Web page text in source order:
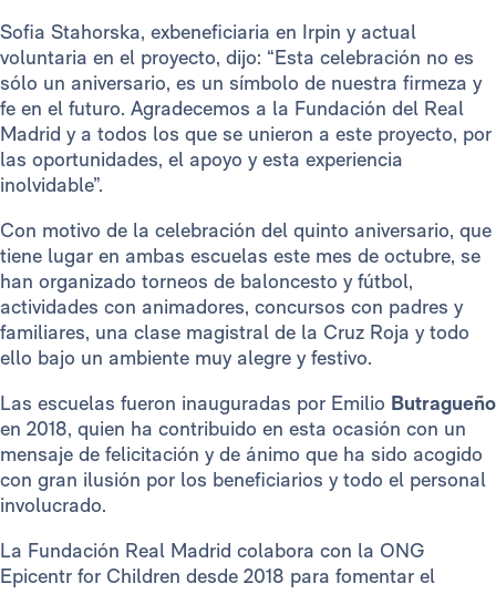
Sofia Stahorska, exbeneficiaria en Irpin y actual
voluntaria en el proyecto, dijo: “Esta celebración no es
sólo un aniversario, es un símbolo de nuestra firmeza y
fe en el futuro. Agradecemos a la Fundación del Real
Madrid y a todos los que se unieron a este proyecto, por
las oportunidades, el apoyo y esta experiencia
inolvidable”.
Con motivo de la celebración del quinto aniversario, que
tiene lugar en ambas escuelas este mes de octubre, se
han organizado torneos de baloncesto y fútbol,
actividades con animadores, concursos con padres y
familiares, una clase magistral de la Cruz Roja y todo
ello bajo un ambiente muy alegre y festivo.
Las escuelas fueron inauguradas por Emilio Butragueño
en 2018, quien ha contribuido en esta ocasión con un
mensaje de felicitación y de ánimo que ha sido acogido
con gran ilusión por los beneficiarios y todo el personal
involucrado.
La Fundación Real Madrid colabora con la ONG
Epicentr for Children desde 2018 para fomentar el